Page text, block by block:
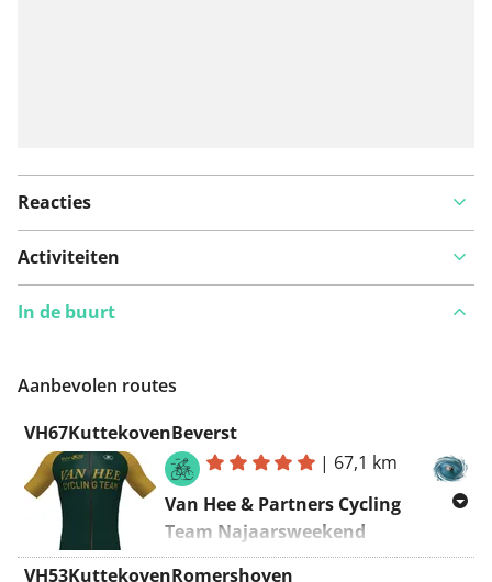
Reacties
Activiteiten
In de buurt
Aanbevolen routes
VH67KuttekovenBeverst
| 67,1 km
Van Hee & Partners Cycling
Team Najaarsweekend
Haspengouw ~ rit 1, 09/09/2022
VH53KuttekovenRomershoven